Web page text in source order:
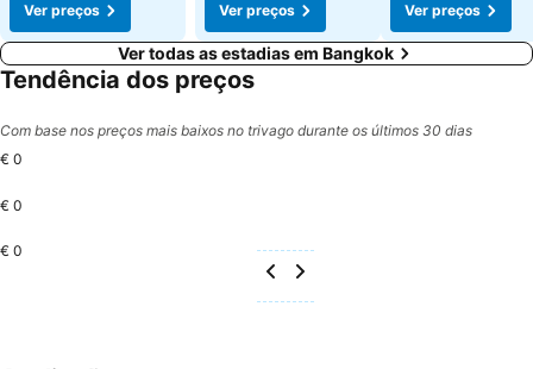
Ver preços
Ver preços
Ver preços
Ver todas as estadias em Bangkok
Tendência dos preços
Com base nos preços mais baixos no trivago durante os últimos 30 dias
€ 0
€ 0
€ 0